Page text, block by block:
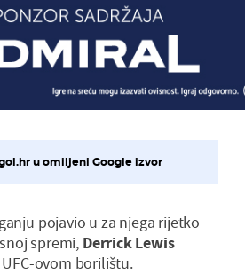
u omiljeni Google izvor
pojavio u za njega rijetko
spremi, Derrick Lewis
ovom borilištu.